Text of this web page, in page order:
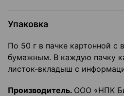
Упаковка
По 50 г в пачке картонной с
бумажным. В каждую пачку
листок-вкладыш с
Производитель. ООО «НПК